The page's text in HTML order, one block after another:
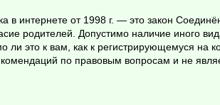
интернете от 1998 г. — это закон
родителей. Допустимо наличие иного
это к вам, как к регистрирующемуся на
по правовым вопросам и не